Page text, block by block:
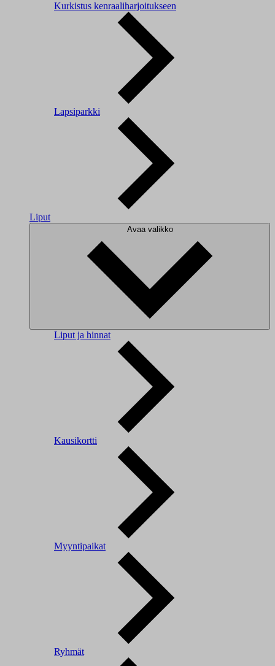
Kurkistus kenraaliharjoitukseen
Lapsiparkki
Liput
Avaa valikko
Liput ja hinnat
Kausikortti
Myyntipaikat
Ryhmät